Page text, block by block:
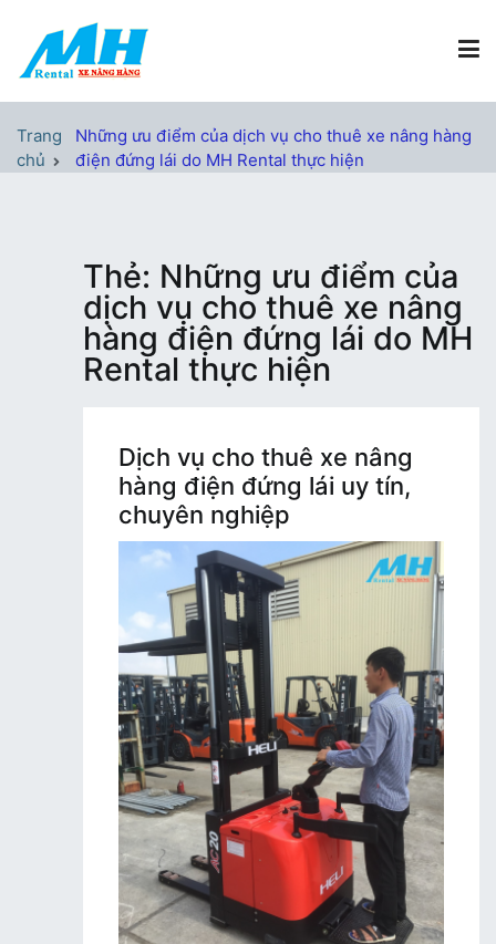
nội
Xe Nâng Hàng MH Rental
Trang
chủ
Những ưu điểm của dịch vụ cho thuê xe nâng hàng
điện đứng lái do MH Rental thực hiện
Thẻ: Những ưu điểm của
dịch vụ cho thuê xe nâng
hàng điện đứng lái do MH
Rental thực hiện
Dịch vụ cho thuê xe nâng
hàng điện đứng lái uy tín,
chuyên nghiệp